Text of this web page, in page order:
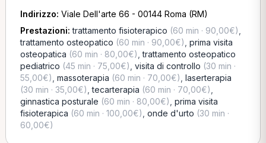
Indirizzo: Viale Dell'arte 66 - 00144 Roma (RM)
Prestazioni:trattamento fisioterapico (60 min · 90,00€)
trattamento osteopatico (60 min · 90,00€) prima visita
osteopatica (60 min · 80,00€) ,trattamento osteopatico
pediatrico (45 min · 75,00€) visita di controllo (30 min ·
55,00€) massoterapia (60 min · 70,00€) laserterapia
(30 min · 35,00€) ,tecarterapia (60 min · 70,00€)
ginnastica posturale (60 min · 80,00€) prima visita
fisioterapica (60 min · 100,00€) onde d'urto (30 min ·
60,00€)